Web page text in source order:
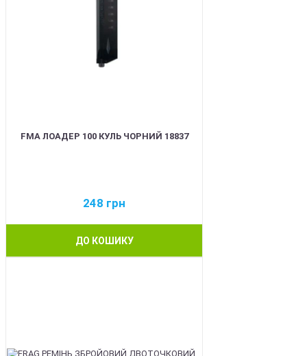
FMA ЛОАДЕР 100 КУЛЬ ЧОРНИЙ 18837
248 грн
ДО КОШИКУ